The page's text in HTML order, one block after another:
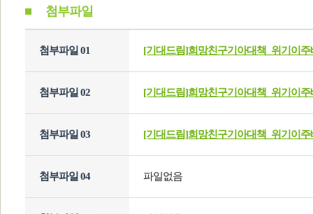
첨부파일
첨부파일 01 [기대드림]희망친구기아대책_위기이
첨부파일 02 [기대드림]희망친구기아대책_위기이
첨부파일 03 [기대드림]희망친구기아대책_위기이
첨부파일 04 파일없음